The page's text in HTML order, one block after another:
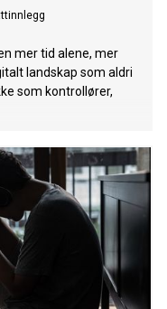
mer tid alene, mer
landskap som aldri
som kontrollører,